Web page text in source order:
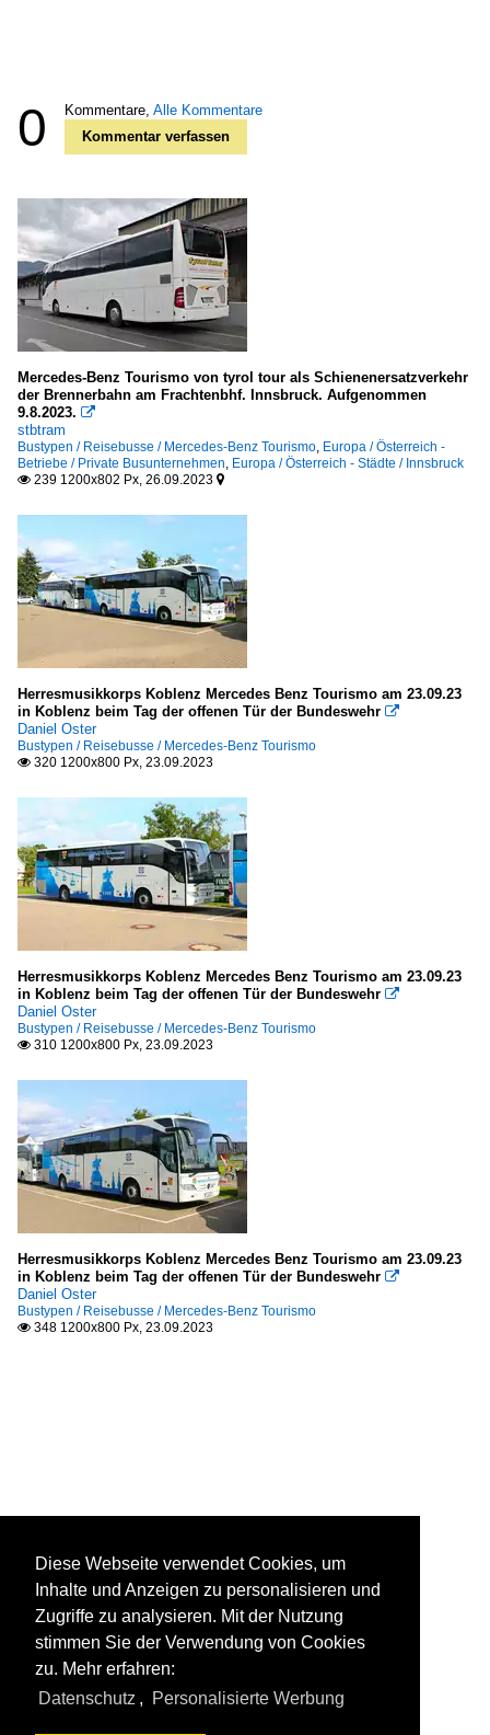
0 Kommentare, Alle Kommentare
Kommentar verfassen
Mercedes-Benz Tourismo von tyrol tour als Schienenersatzverkehr
der Brennerbahn am Frachtenbhf. Innsbruck. Aufgenommen
9.8.2023. 
stbtram
Bustypen / Reisebusse / Mercedes-Benz Tourismo Europa / Österreich -
Betriebe / Private Busunternehmen Europa / Österreich - Städte / Innsbruck
 239 1200x802 Px, 26.09.2023 
Herresmusikkorps Koblenz Mercedes Benz Tourismo am 23.09.23
in Koblenz beim Tag der offenen Tür der Bundeswehr 
Daniel Oster
Bustypen / Reisebusse / Mercedes-Benz Tourismo
 320 1200x800 Px, 23.09.2023
Herresmusikkorps Koblenz Mercedes Benz Tourismo am 23.09.23
in Koblenz beim Tag der offenen Tür der Bundeswehr 
Daniel Oster
Bustypen / Reisebusse / Mercedes-Benz Tourismo
 310 1200x800 Px, 23.09.2023
Herresmusikkorps Koblenz Mercedes Benz Tourismo am 23.09.23
in Koblenz beim Tag der offenen Tür der Bundeswehr 
Daniel Oster
Bustypen / Reisebusse / Mercedes-Benz Tourismo
 348 1200x800 Px, 23.09.2023
Diese Webseite verwendet Cookies, um
Inhalte und Anzeigen zu personalisieren und
Zugriffe zu analysieren. Mit der Nutzung
stimmen Sie der Verwendung von Cookies
zu. Mehr erfahren:
Datenschutz , Personalisierte Werbung